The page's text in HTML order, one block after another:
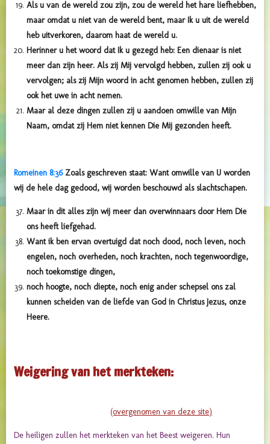
Als u van de wereld zou zijn, zou de wereld het hare liefhebben,
maar omdat u niet van de wereld bent, maar Ik u uit de wereld
heb uitverkoren, daarom haat de wereld u.
Herinner u het woord dat Ik u gezegd heb: Een dienaar is niet
meer dan zijn heer. Als zij Mij vervolgd hebben, zullen zij ook u
vervolgen; als zij Mijn woord in acht genomen hebben, zullen zij
ook het uwe in acht nemen.
Maar al deze dingen zullen zij u aandoen omwille van Mijn
Naam, omdat zij Hem niet kennen Die Mij gezonden heeft.
Romeinen 8:36Zoals geschreven staat: Want omwille van U worden
wij de hele dag gedood, wij worden beschouwd als slachtschapen.
Maar in dit alles zijn wij meer dan overwinnaars door Hem Die
ons heeft liefgehad.
Want ik ben ervan overtuigd dat noch dood, noch leven, noch
engelen, noch overheden, noch krachten, noch tegenwoordige,
noch toekomstige dingen,
noch hoogte, noch diepte, noch enig ander schepsel ons zal
kunnen scheiden van de liefde van God in Christus Jezus, onze
Heere.
Weigering van het merkteken:
(overgenomen van deze site)
De heiligen zullen het merkteken van het Beest weigeren. Hun